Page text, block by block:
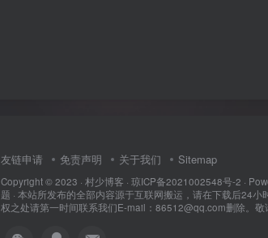
友链申请 免责声明 关于我们 Sitemap
Copyright © 2023 · 村少博客 · 琼ICP备2021002548号-2 ·
题 · 本站所发布的全部内容源于互联网搬运，请在下载后24小
权之处请第一时间联系我们E-mail：86512@qq.com删除。敬